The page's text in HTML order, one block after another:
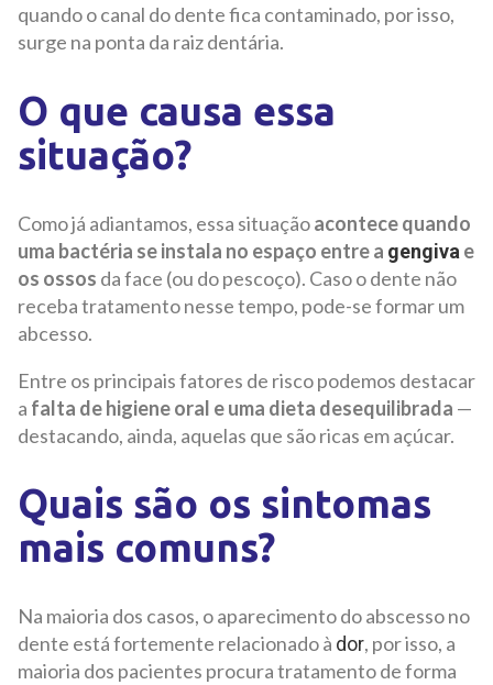
quando o canal do dente fica contaminado, por isso,
surge na ponta da raiz dentária.
O que causa essa
situação?
Como já adiantamos, essa situaçãoacontece quando
uma bactéria se instala no espaço entre a gengiva e
os ossos da face (ou do pescoço). Caso o dente não
receba tratamento nesse tempo, pode-se formar um
abcesso.
Entre os principais fatores de risco podemos destacar
a falta de higiene oral e uma dieta desequilibrada —
destacando, ainda, aquelas que são ricas em açúcar.
Quais são os sintomas
mais comuns?
Na maioria dos casos, o aparecimento do abscesso no
dente está fortemente relacionado à dor, por isso, a
maioria dos pacientes procura tratamento de forma